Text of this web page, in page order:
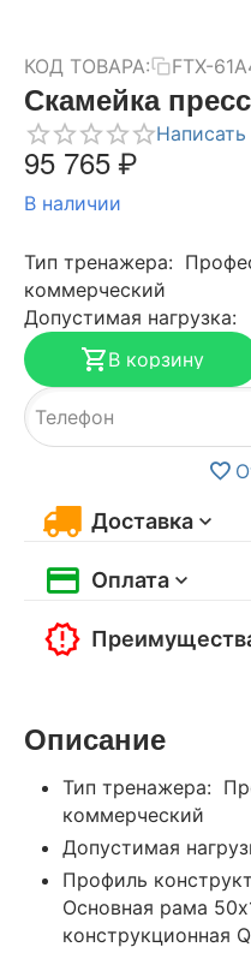
КОД ТОВАРА: FTX-
Скамейка
95 765₽
В наличии
Тип тренажера:
коммерческий
Допустимая нагрузка:
В корзину
Доставка
Оплата
Описание
Тип тренажера:
коммерческий
Допустимая
Профиль
Основная рама
конструкционная